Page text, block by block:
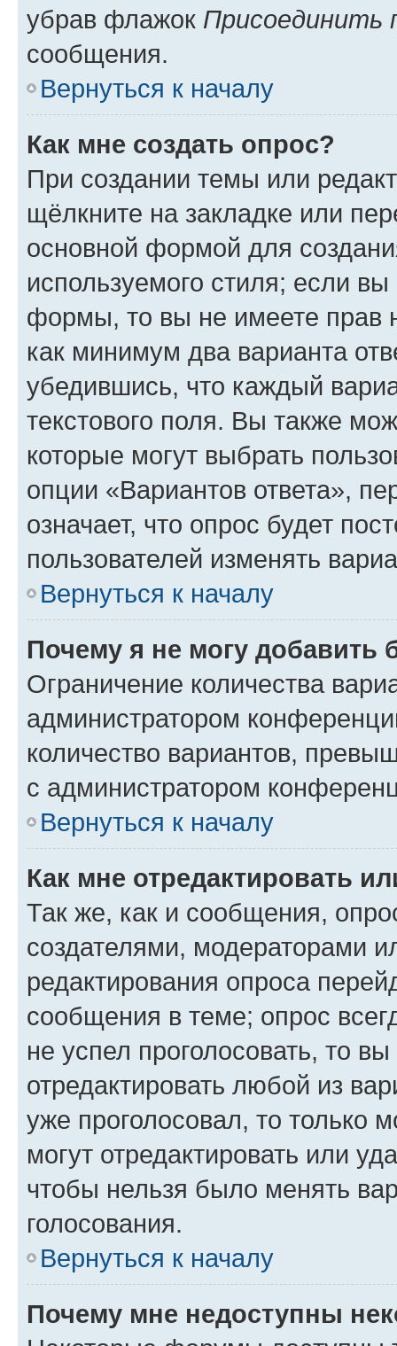
убрав флажок Присоединить
сообщения.
Вернуться к началу
Как мне создать опрос?
При создании темы или
щёлкните на закладке или
основной формой для
используемого стиля; если
формы, то вы не имеете прав
как минимум два варианта
убедившись, что каждый
текстового поля. Вы также
которые могут выбрать
опции «Вариантов ответа»,
означает, что опрос будет
пользователей изменять
Вернуться к началу
Почему я не могу добавить
Ограничение количества
администратором
количество вариантов,
с администратором
Вернуться к началу
Как мне отредактировать
Так же, как и сообщения,
создателями, модераторами
редактирования опроса
сообщения в теме; опрос
не успел проголосовать, то
отредактировать любой из
уже проголосовал, то только
могут отредактировать или
чтобы нельзя было менять
голосования.
Вернуться к началу
Почему мне недоступны